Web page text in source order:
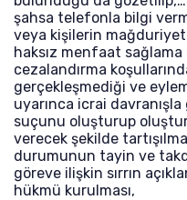
şahsa telefonla bilgi
veya kişilerin
haksız menfaat
cezalandırma
gerçekleşmediği ve
uyarınca icrai
suçunu oluşturup
verecek şekilde
durumunun tayin ve
göreve ilişkin sırrın
hükmü kurulması,